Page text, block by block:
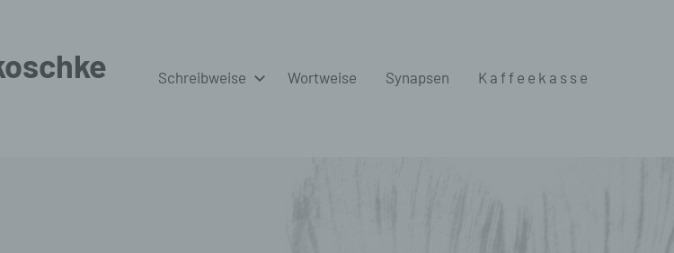
Schreibweise Wortweise Synapsen K a f f e e k a s s e